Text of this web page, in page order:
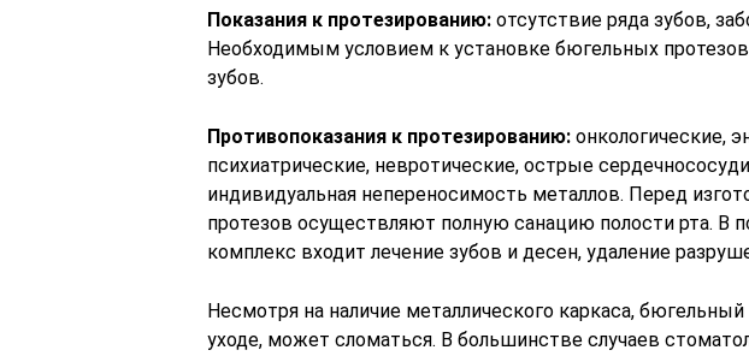
Показания к протезированию: отсутствие ряда зубов,
Необходимым условием к установке бюгельных
зубов.
Противопоказания к протезированию: онкологические,
психиатрические, невротические, острые
индивидуальная непереносимость металлов. Перед
протезов осуществляют полную санацию полости рта. В
комплекс входит лечение зубов и десен, удаление
Несмотря на наличие металлического каркаса,
уходе, может сломаться. В большинстве случаев